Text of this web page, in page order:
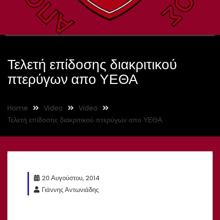
Τελετή επίδοσης διακριτικού
πτερύγων απο ΥΕΘΑ
Home Video
Video
Τελετή επίδοσης διακριτικού πτερύγων απο ΥΕΘΑ
20 Αυγούστου, 2014
Γιάννης Αντωνιάδης